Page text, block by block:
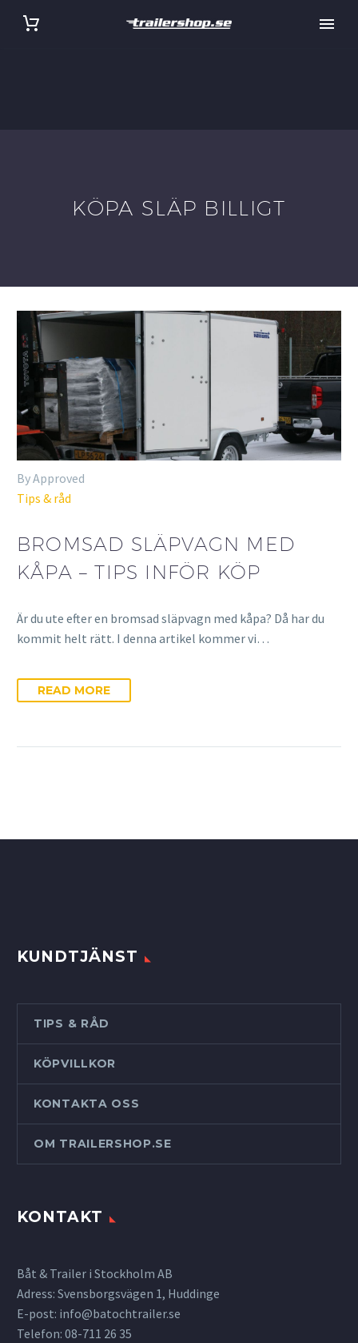
KÖPA SLÄP BILLIGT
By Approved
Tips & råd
BROMSAD SLÄPVAGN MED
KÅPA – TIPS INFÖR KÖP
Är du ute efter en bromsad släpvagn med kåpa? Då har du
kommit helt rätt. I denna artikel kommer vi…
READ MORE
KUNDTJÄNST
TIPS & RÅD
KÖPVILLKOR
KONTAKTA OSS
OM TRAILERSHOP.SE
KONTAKT
Båt & Trailer i Stockholm AB
Adress: Svensborgsvägen 1, Huddinge
E-post: info@batochtrailer.se
Telefon: 08-711 26 35